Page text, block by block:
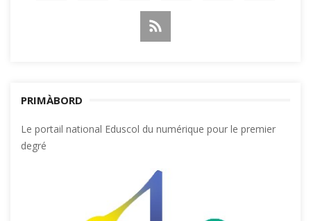
PRIMÀBORD
Le portail national Eduscol du numérique pour le premier
degré